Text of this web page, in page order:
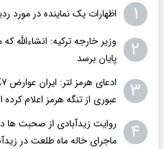
۱ اظهارات یک نماینده در مورد
۲
وزیر خارجه ترکیه: انشاءالله
پایان برسد
۳
عبوری از تنگه هرمز اعلام
۴
روایت زیدآبادی از صحبت
ماجرای خاله ماه طلعت در